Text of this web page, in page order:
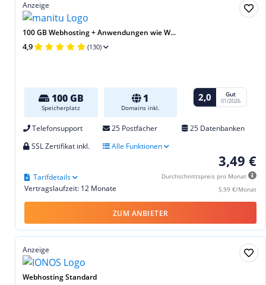
Anzeige
100 GB Webhosting + Anwendungen wie W...
4,9 (130)
100 GB
Speicherplatz
1
Domains inkl.
2,0 Gut
01/2026
Telefonsupport 25 Postfächer
25 Datenbanken
SSL Zertifikat inkl.
Alle Funktionen
3,49 €
Durchschnittspreis pro Monat
5,99 €/Monat
Vertragslaufzeit: 12 Monate
Tarifdetails
ZUM ANBIETER
Anzeige
Webhosting Standard